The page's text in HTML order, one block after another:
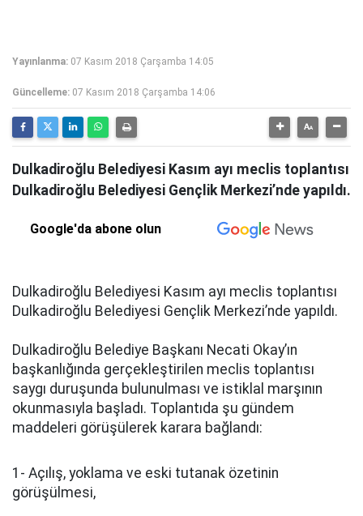
Yayınlanma: 07 Kasım 2018 Çarşamba 14:05
Güncelleme: 07 Kasım 2018 Çarşamba 14:06
Dulkadiroğlu Belediyesi Kasım ayı meclis toplantısı
Dulkadiroğlu Belediyesi Gençlik Merkezi’nde yapıldı.
Google'da abone olun
Dulkadiroğlu Belediyesi Kasım ayı meclis toplantısı
Dulkadiroğlu Belediyesi Gençlik Merkezi’nde yapıldı.
Dulkadiroğlu Belediye Başkanı Necati Okay’ın
başkanlığında gerçekleştirilen meclis toplantısı
saygı duruşunda bulunulması ve istiklal marşının
okunmasıyla başladı. Toplantıda şu gündem
maddeleri görüşülerek karara bağlandı:
1- Açılış, yoklama ve eski tutanak özetinin
görüşülmesi,